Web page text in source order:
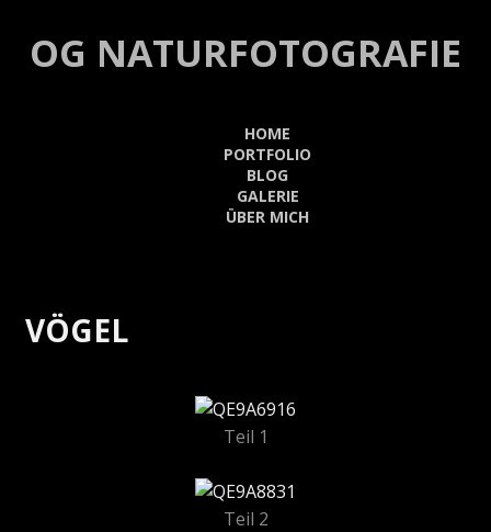
OG NATURFOTOGRAFIE
HOME
PORTFOLIO
BLOG
GALERIE
ÜBER MICH
VÖGEL
Teil 1
Teil 2